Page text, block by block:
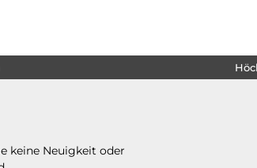
keine Neuigkeit oder